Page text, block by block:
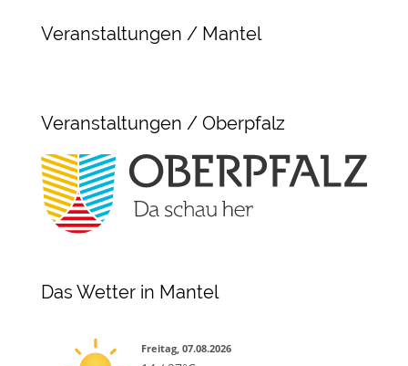
Veranstaltungen / Mantel
Veranstaltungen / Oberpfalz
Das Wetter in Mantel
Freitag, 07.08.2026